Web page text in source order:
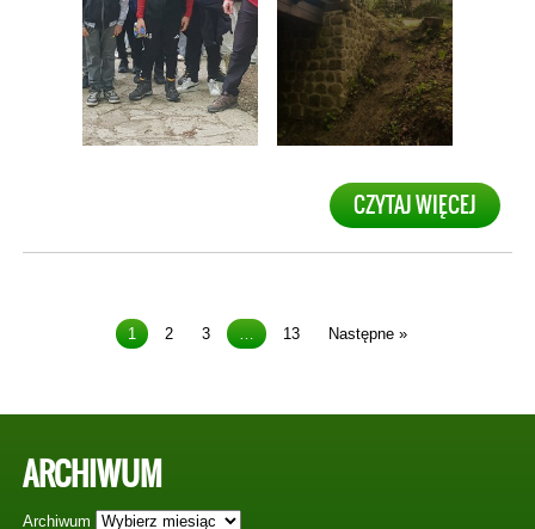
CZYTAJ WIĘCEJ
1 2 3 … 13 Następne »
ARCHIWUM
Archiwum